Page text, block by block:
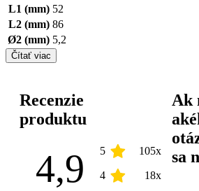
L1 (mm) 52
L2 (mm) 86
Ø2 (mm) 5,2
Čítať viac
Recenzie
produktu
4,9 5 105x
4 18x
Ak
sa